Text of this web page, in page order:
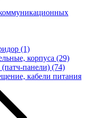
(1)
корпуса (29)
панели) (74)
кабели питания